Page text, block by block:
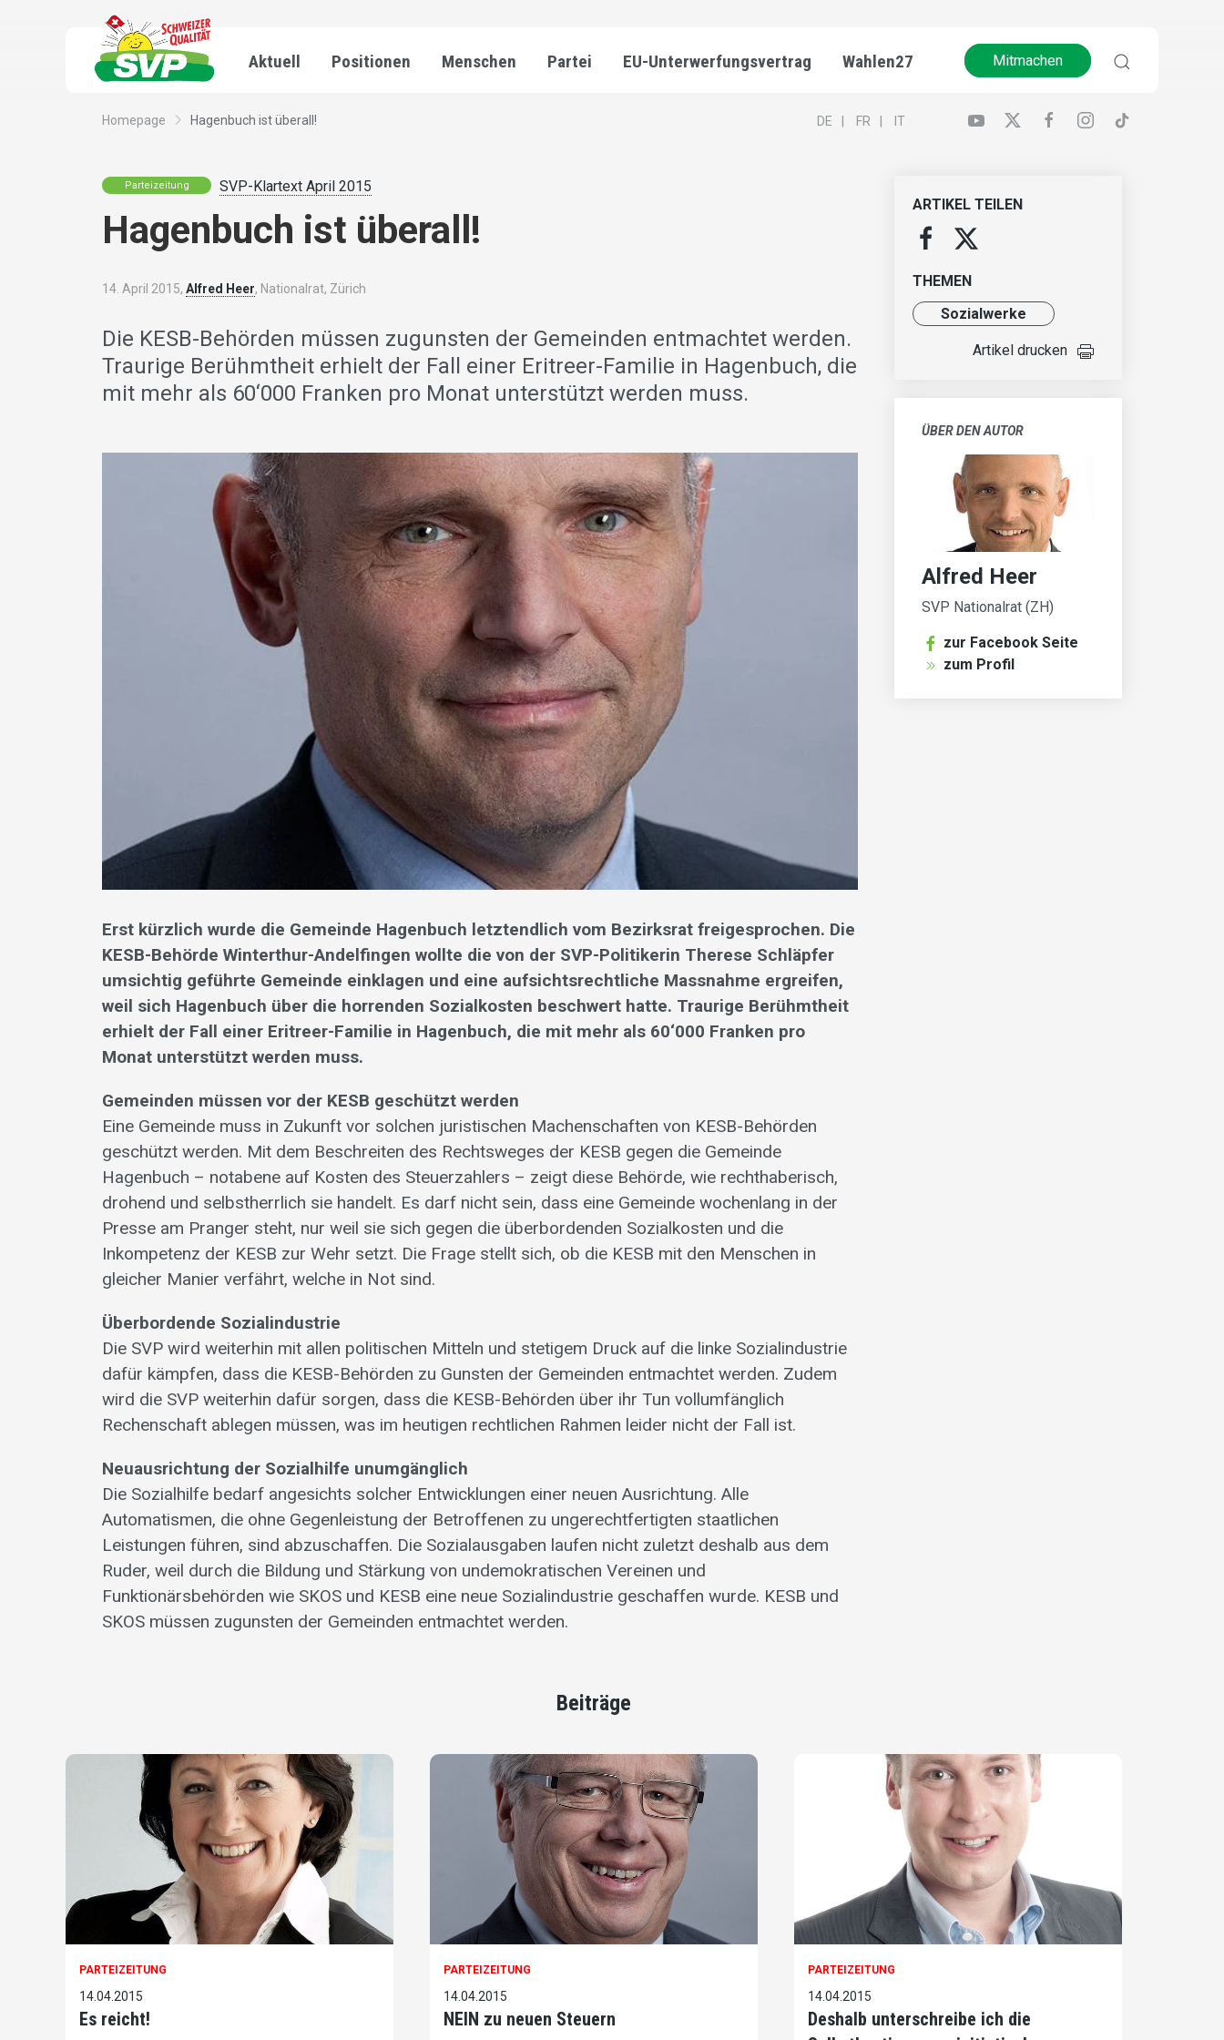
Aktuell Positionen Menschen Partei EU-Unterwerfungsvertrag Wahlen27 Mitmachen
Homepage Hagenbuch ist überall! DE FR IT
Parteizeitung SVP-Klartext April 2015
Hagenbuch ist überall!
14. April 2015, Alfred Heer, Nationalrat, Zürich
Die KESB-Behörden müssen zugunsten der Gemeinden entmachtet werden.
Traurige Berühmtheit erhielt der Fall einer Eritreer-Familie in Hagenbuch, die
mit mehr als 60‘000 Franken pro Monat unterstützt werden muss.
Erst kürzlich wurde die Gemeinde Hagenbuch letztendlich vom Bezirksrat freigesprochen. Die
KESB-Behörde Winterthur-Andelfingen wollte die von der SVP-Politikerin Therese Schläpfer
umsichtig geführte Gemeinde einklagen und eine aufsichtsrechtliche Massnahme ergreifen,
weil sich Hagenbuch über die horrenden Sozialkosten beschwert hatte. Traurige Berühmtheit
erhielt der Fall einer Eritreer-Familie in Hagenbuch, die mit mehr als 60‘000 Franken pro
Monat unterstützt werden muss.
Gemeinden müssen vor der KESB geschützt werden
Eine Gemeinde muss in Zukunft vor solchen juristischen Machenschaften von KESB-Behörden
geschützt werden. Mit dem Beschreiten des Rechtsweges der KESB gegen die Gemeinde
Hagenbuch – notabene auf Kosten des Steuerzahlers – zeigt diese Behörde, wie rechthaberisch,
drohend und selbstherrlich sie handelt. Es darf nicht sein, dass eine Gemeinde wochenlang in der
Presse am Pranger steht, nur weil sie sich gegen die überbordenden Sozialkosten und die
Inkompetenz der KESB zur Wehr setzt. Die Frage stellt sich, ob die KESB mit den Menschen in
gleicher Manier verfährt, welche in Not sind.
Überbordende Sozialindustrie
Die SVP wird weiterhin mit allen politischen Mitteln und stetigem Druck auf die linke Sozialindustrie
dafür kämpfen, dass die KESB-Behörden zu Gunsten der Gemeinden entmachtet werden. Zudem
wird die SVP weiterhin dafür sorgen, dass die KESB-Behörden über ihr Tun vollumfänglich
Rechenschaft ablegen müssen, was im heutigen rechtlichen Rahmen leider nicht der Fall ist.
Neuausrichtung der Sozialhilfe unumgänglich
Die Sozialhilfe bedarf angesichts solcher Entwicklungen einer neuen Ausrichtung. Alle
Automatismen, die ohne Gegenleistung der Betroffenen zu ungerechtfertigten staatlichen
Leistungen führen, sind abzuschaffen. Die Sozialausgaben laufen nicht zuletzt deshalb aus dem
Ruder, weil durch die Bildung und Stärkung von undemokratischen Vereinen und
Funktionärsbehörden wie SKOS und KESB eine neue Sozialindustrie geschaffen wurde. KESB und
SKOS müssen zugunsten der Gemeinden entmachtet werden.
ARTIKEL TEILEN
THEMEN
Sozialwerke
Artikel drucken
ÜBER DEN AUTOR
Alfred Heer
SVP Nationalrat (ZH)
zur Facebook Seite
zum Profil
Beiträge
PARTEIZEITUNG
14.04.2015
Es reicht!
PARTEIZEITUNG
14.04.2015
NEIN zu neuen Steuern
PARTEIZEITUNG
14.04.2015
Deshalb unterschreibe ich die